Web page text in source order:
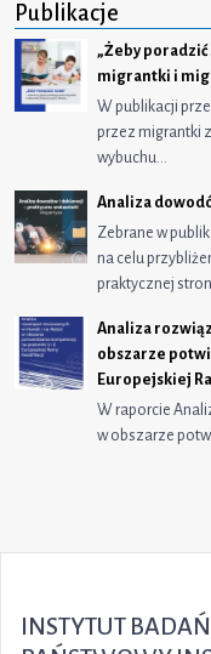
Publikacje
„Żeby
migrantki i
W publikacji
przez migrantki
wybuchu…
Analiza
Zebrane w
na celu
praktycznej
Analiza
obszarze
Europejskiej
W raporcie
w obszarze
INSTYTUT